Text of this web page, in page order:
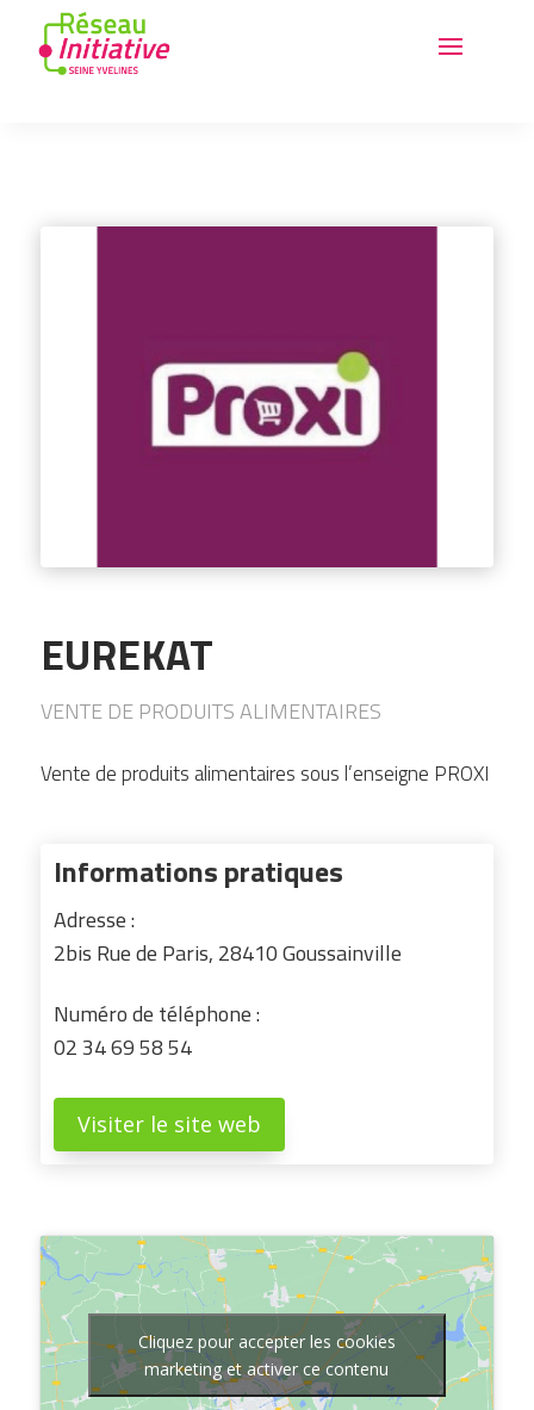
EUREKAT
VENTE DE PRODUITS ALIMENTAIRES
Vente de produits alimentaires sous l’enseigne PROXI
Informations pratiques
Adresse :
2bis Rue de Paris, 28410 Goussainville
Numéro de téléphone :
02 34 69 58 54
Visiter le site web
Cliquez pour accepter les cookies
marketing et activer ce contenu